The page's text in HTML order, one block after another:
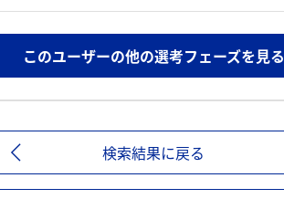
このユーザーの他の選考フェーズを見る
検索結果に戻る